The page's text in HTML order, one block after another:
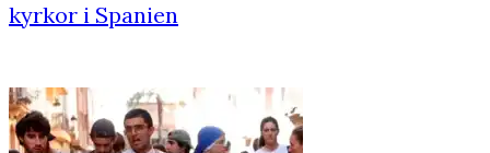
kyrkor i Spanien